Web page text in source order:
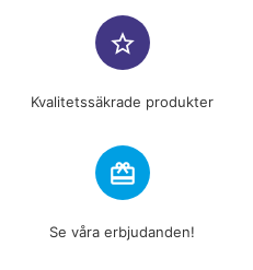
star_border
Kvalitetssäkrade produkter
redeem
Se våra erbjudanden!